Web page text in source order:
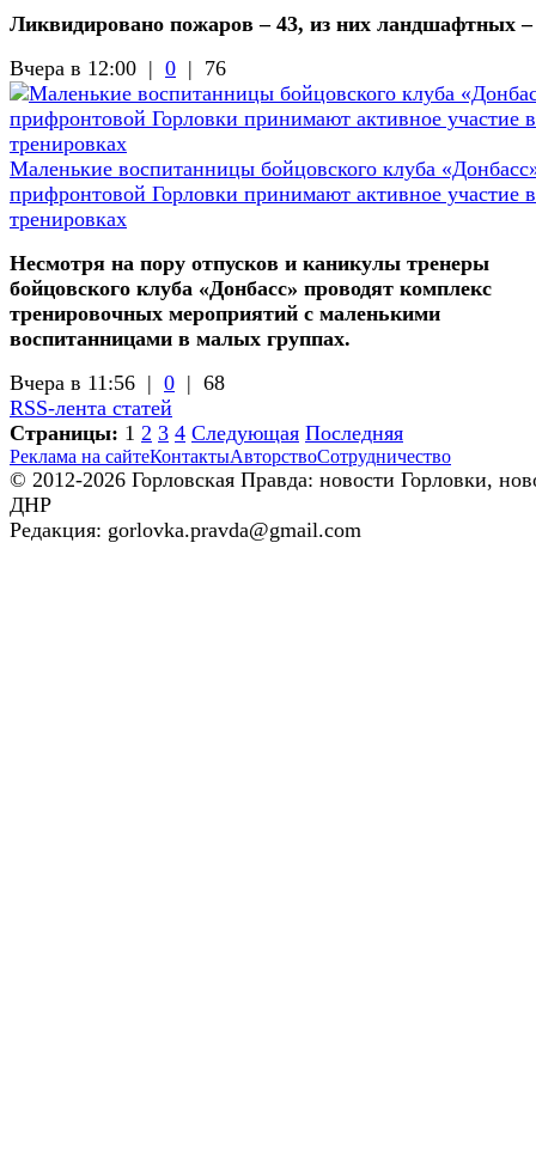
Ликвидировано пожаров – 43, из них ландшафтных –
Вчера в 12:00 | 0 | 76
Маленькие воспитанницы бойцовского клуба
прифронтовой Горловки принимают активное участие в
тренировках
Несмотря на пору отпусков и каникулы тренеры
бойцовского клуба «Донбасс» проводят комплекс
тренировочных мероприятий с маленькими
воспитанницами в малых группах.
Вчера в 11:56 | 0 | 68
RSS-лента статей
Страницы: 1 2 3 4 Следующая Последняя
Реклама на сайтеКонтактыАвторствоСотрудничество
© 2012-2026 Горловская Правда: новости Горловки,
ДНР
Редакция: gorlovka.pravda@gmail.com